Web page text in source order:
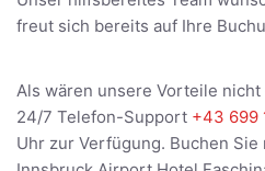
freut sich bereits auf Ihre
Als wären unsere Vorteile
24/7 Telefon-Support +43 699
Uhr zur Verfügung. Buchen Sie